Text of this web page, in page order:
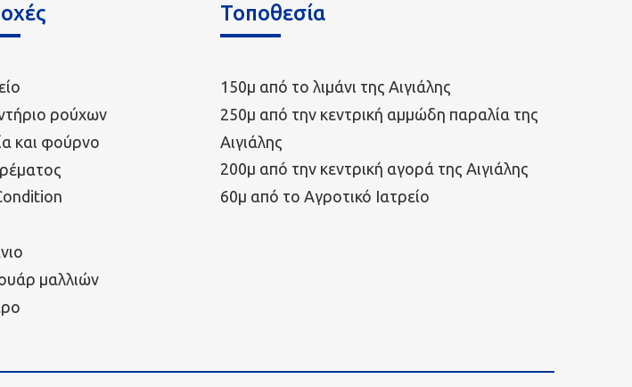
ρούχων
και φούρνο
μαλλιών
Τοποθεσία
150μ από το λιμάνι της Αιγιάλης
250μ από την κεντρική αμμώδη παραλία της
Αιγιάλης
200μ από την κεντρική αγορά της Αιγιάλης
60μ από το Αγροτικό Ιατρείο